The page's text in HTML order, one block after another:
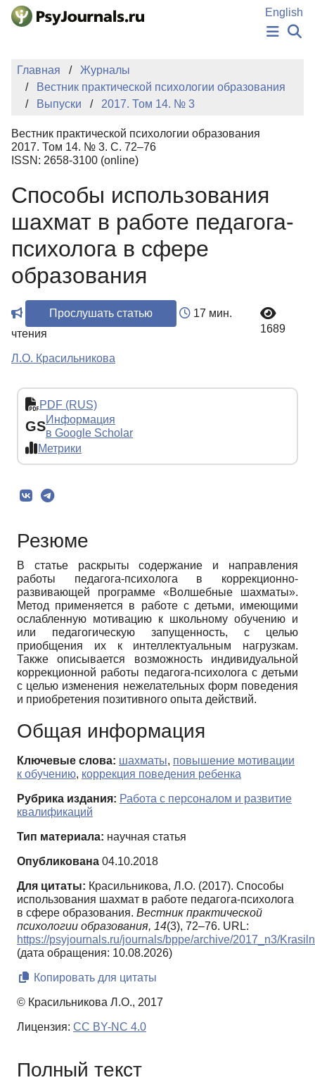
Перейти к основному содержанию
English
НОВОСТИ
ИЗДАНИЯ
АВТОРЫ
БАЗА ЗНАНИЙ
КЛЮЧЕВЫЕ СЛОВА
Регистрация
Главная
Журналы
Вестник практической психологии образования
Выпуски
2017. Том 14. № 3
Вестник практической психологии образования
2017. Том 14. № 3. С. 72–76
ISSN: 2658-3100 (online)
Способы использования
шахмат в работе педагога-
психолога в сфере
образования
Прослушать статью
17 мин.
чтения
1689
Л.О. Красильникова
PDF (RUS)
GSИнформация
в Google Scholar
Метрики
Резюме
В статье раскрыты содержание и направления
работы педагога-психолога в коррекционно-
развивающей программе «Волшебные шахматы».
Метод применяется в работе с детьми, имеющими
ослабленную мотивацию к школьному обучению и
или педагогическую запущенность, с целью
приобщения их к интеллектуальным нагрузкам.
Также описывается возможность индивидуальной
коррекционной работы педагога-психолога с детьми
с целью изменения нежелательных форм поведения
и приобретения позитивного опыта действий.
Общая информация
Ключевые слова: шахматы, повышение мотивации
к обучению, коррекция поведения ребенка
Рубрика издания: Работа с персоналом и развитие
квалификаций
Тип материала: научная статья
Опубликована 04.10.2018
Для цитаты: Красильникова, Л.О. (2017). Способы
использования шахмат в работе педагога-психолога
в сфере образования. Вестник практической
психологии образования, 14(3), 72–76. URL:
https://psyjournals.ru/journals/bppe/archive/2017_n3/
(дата обращения: 10.08.2026)
Копировать для цитаты
© Красильникова Л.О., 2017
Лицензия: CC BY-NC 4.0
Полный текст